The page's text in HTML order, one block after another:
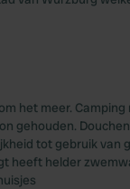
het meer.
gehouden.
tot gebruik van
heeft helder